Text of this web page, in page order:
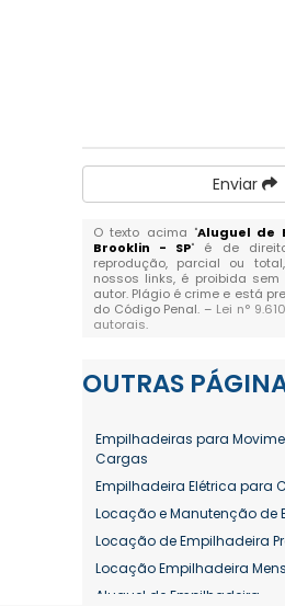
Enviar
O texto acima "Aluguel de
Brooklin - SP" é de
reprodução, parcial ou
nossos links, é proibida
autor. Plágio é crime e está
do Código Penal. – Lei n°
autorais.
OUTRAS
Empilhadeiras para
Cargas
Empilhadeira Elétrica para
Locação e Manutenção de
Locação de Empilhadeira
Locação Empilhadeira
Aluguel de Empilhadeira